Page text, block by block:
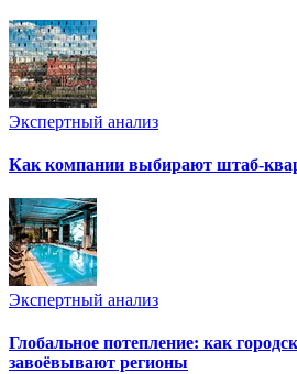
Экспертный анализ
Как компании выбирают штаб-
Экспертный анализ
Глобальное потепление: как
завоёвывают регионы